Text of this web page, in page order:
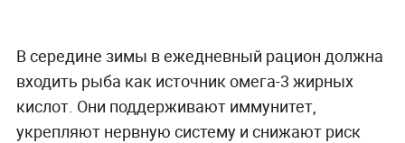
В середине зимы в ежедневный рацион должна
входить рыба как источник омега-3 жирных
кислот. Они поддерживают иммунитет,
укрепляют нервную систему и снижают риск